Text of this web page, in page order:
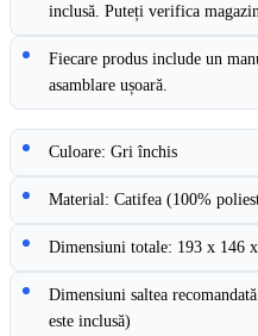
inclusă. Puteți verifica
Fiecare produs include un
asamblare ușoară.
Culoare: Gri închis
Material: Catifea (100%
Dimensiuni totale: 193 x 146
Dimensiuni saltea
este inclusă)